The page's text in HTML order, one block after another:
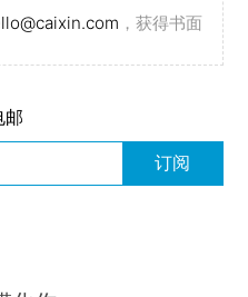
，获得书面
邮
订阅